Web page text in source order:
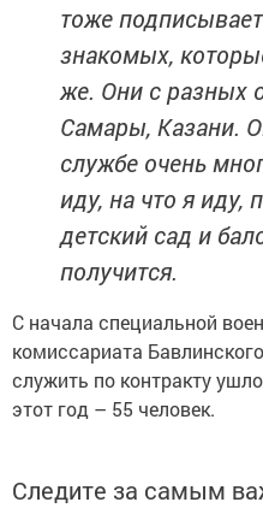
тоже
знакомых,
же. Они с разных
Самары, Казани.
службе очень
иду, на что я иду,
детский сад и
получится.
С начала специальной
комиссариата
служить по контракту
этот год – 55 человек.
Следите за самым